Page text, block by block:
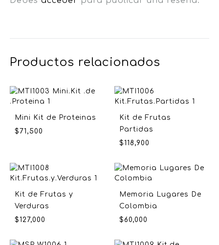
Productos relacionados
Mini Kit de Proteinas
$ 71,500
Kit de Frutas
Partidas
$118,900
Kit de Frutas y
Verduras
$127,000
Memoria Lugares De
Colombia
$60,000